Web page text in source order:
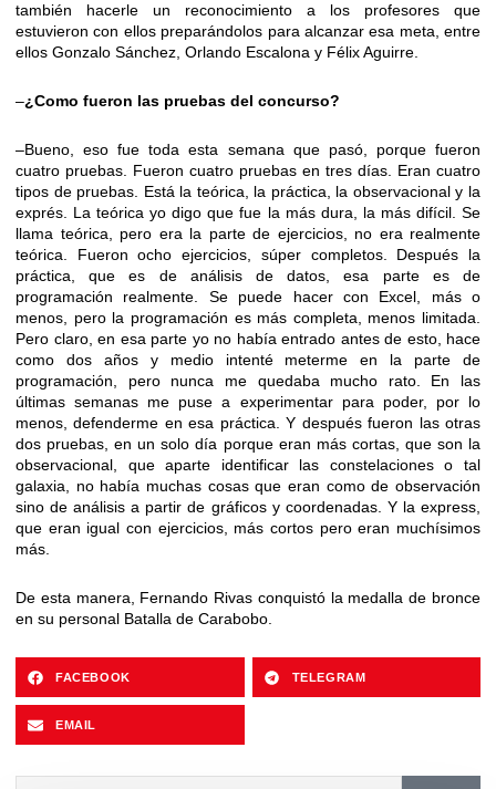
también hacerle un reconocimiento a los profesores que
estuvieron con ellos preparándolos para alcanzar esa meta, entre
ellos Gonzalo Sánchez, Orlando Escalona y Félix Aguirre.
–¿Como fueron las pruebas del concurso?
–Bueno, eso fue toda esta semana que pasó, porque fueron
cuatro pruebas. Fueron cuatro pruebas en tres días. Eran cuatro
tipos de pruebas. Está la teórica, la práctica, la observacional y la
exprés. La teórica yo digo que fue la más dura, la más difícil. Se
llama teórica, pero era la parte de ejercicios, no era realmente
teórica. Fueron ocho ejercicios, súper completos. Después la
práctica, que es de análisis de datos, esa parte es de
programación realmente. Se puede hacer con Excel, más o
menos, pero la programación es más completa, menos limitada.
Pero claro, en esa parte yo no había entrado antes de esto, hace
como dos años y medio intenté meterme en la parte de
programación, pero nunca me quedaba mucho rato. En las
últimas semanas me puse a experimentar para poder, por lo
menos, defenderme en esa práctica. Y después fueron las otras
dos pruebas, en un solo día porque eran más cortas, que son la
observacional, que aparte identificar las constelaciones o tal
galaxia, no había muchas cosas que eran como de observación
sino de análisis a partir de gráficos y coordenadas. Y la express,
que eran igual con ejercicios, más cortos pero eran muchísimos
más.
De esta manera, Fernando Rivas conquistó la medalla de bronce
en su personal Batalla de Carabobo.
FACEBOOK TELEGRAM
EMAIL